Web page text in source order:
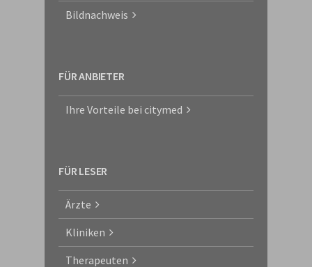
Bildnachweis
FÜR ANBIETER
Ihre Vorteile bei citymed
FÜR LESER
Ärzte
Kliniken
Therapeuten